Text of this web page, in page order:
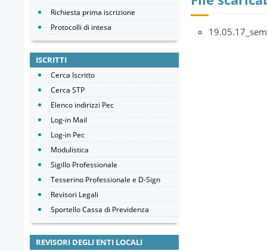
Richiesta prima iscrizione
Protocolli di intesa
ISCRITTI
Cerca Iscritto
Cerca STP
Elenco indirizzi Pec
Log-in Mail
Log-in Pec
Modulistica
Sigillo Professionale
Tesserino Professionale e D-Sign
Revisori Legali
Sportello Cassa di Previdenza
REVISORI DEGLI ENTI LOCALI